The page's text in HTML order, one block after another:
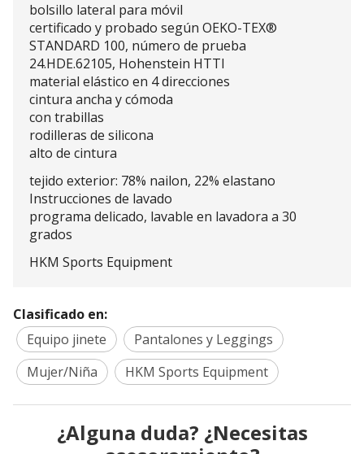
bolsillo lateral para móvil
certificado y probado según OEKO-TEX®
STANDARD 100, número de prueba
24.HDE.62105, Hohenstein HTTI
material elástico en 4 direcciones
cintura ancha y cómoda
con trabillas
rodilleras de silicona
alto de cintura
tejido exterior: 78% nailon, 22% elastano
Instrucciones de lavado
programa delicado, lavable en lavadora a 30
grados
HKM Sports Equipment
Clasificado en:
Equipo jinete
Pantalones y Leggings
Mujer/Niña
HKM Sports Equipment
¿Alguna duda? ¿Necesitas